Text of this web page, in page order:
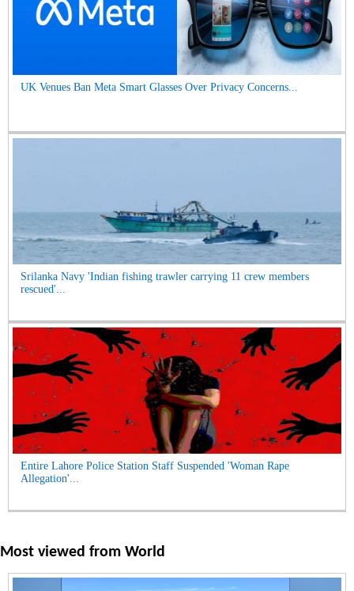
UK Venues Ban Meta Smart Glasses Over Privacy Concerns...
Srilanka Navy 'Indian fishing trawler carrying 11 crew members
rescued'...
Entire Lahore Police Station Staff Suspended 'Woman Rape
Allegation'...
Most viewed from World